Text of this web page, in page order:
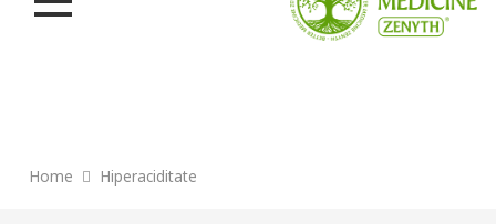
Home Hiperaciditate